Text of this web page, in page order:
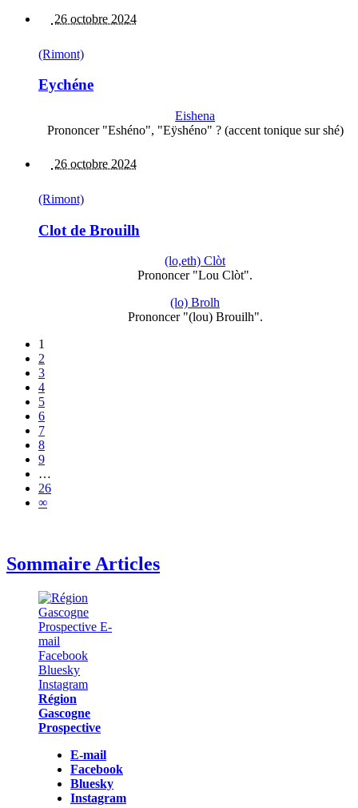
26 octobre 2024
(Rimont)
Eychéne
Eishena
Prononcer "Eshéno", "Eÿshéno" ? (accent tonique sur shé)
26 octobre 2024
(Rimont)
Clot de Brouilh
(lo,eth) Clòt
Prononcer "Lou Clòt".
(lo) Brolh
Prononcer "(lou) Brouilh".
1
2
3
4
5
6
7
8
9
…
26
∞
Sommaire Articles
Région
Gascogne
Prospective
E-mail
Facebook
Bluesky
Instagram